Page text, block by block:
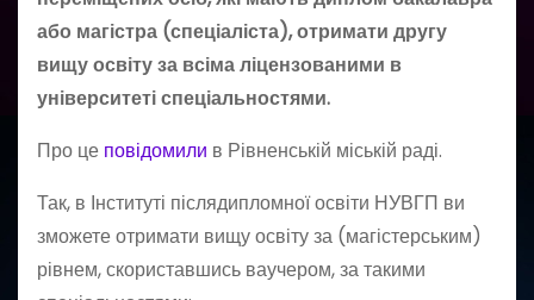
або магістра (спеціаліста), отримати другу
вищу освіту за всіма ліцензованими в
університеті спеціальностями.
Про це повідомили в Рівненській міській раді.
Так, в Інституті післядипломної освіти НУВГП ви
зможете отримати вищу освіту за (магістерським)
рівнем, скориставшись ваучером, за такими